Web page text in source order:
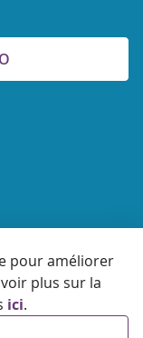
pour améliorer
plus sur la
ici.
de promotion de